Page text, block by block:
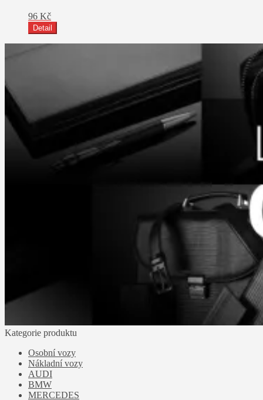
96 Kč
Detail
Kategorie produktu
Osobní vozy
Nákladní vozy
AUDI
BMW
MERCEDES